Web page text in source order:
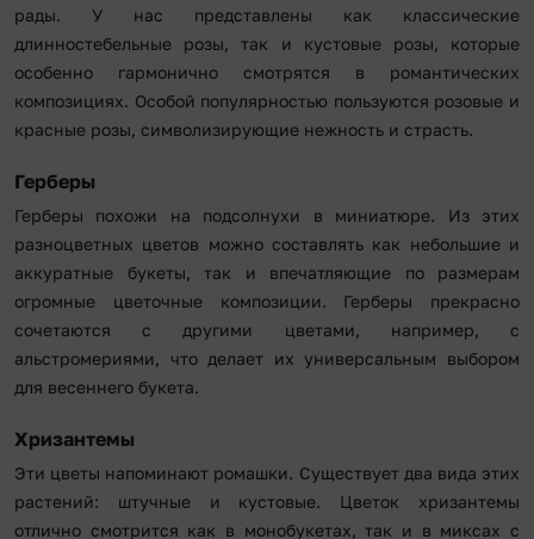
рады. У нас представлены как классические
длинностебельные розы, так и кустовые розы, которые
особенно гармонично смотрятся в романтических
композициях. Особой популярностью пользуются розовые и
красные розы, символизирующие нежность и страсть.
Герберы
Герберы похожи на подсолнухи в миниатюре. Из этих
разноцветных цветов можно составлять как небольшие и
аккуратные букеты, так и впечатляющие по размерам
огромные цветочные композиции. Герберы прекрасно
сочетаются с другими цветами, например, с
альстромериями, что делает их универсальным выбором
для весеннего букета.
Хризантемы
Эти цветы напоминают ромашки. Существует два вида этих
растений: штучные и кустовые. Цветок хризантемы
отлично смотрится как в монобукетах, так и в миксах с